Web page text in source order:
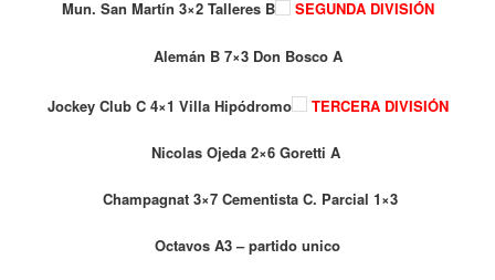
Mun. San Martín 3×2 Talleres B SEGUNDA DIVISIÓN
Alemán B 7×3 Don Bosco A
Jockey Club C 4×1 Villa Hipódromo TERCERA DIVISIÓN
Nicolas Ojeda 2×6 Goretti A
Champagnat 3×7 Cementista C. Parcial 1×3
Octavos A3 – partido unico